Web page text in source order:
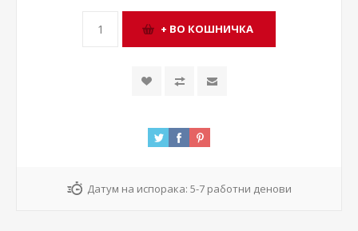
Датум на испорака: 5-7 работни денови